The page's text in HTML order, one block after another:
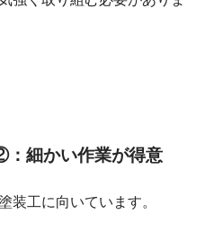
細かい作業が得意
装工に向いています。